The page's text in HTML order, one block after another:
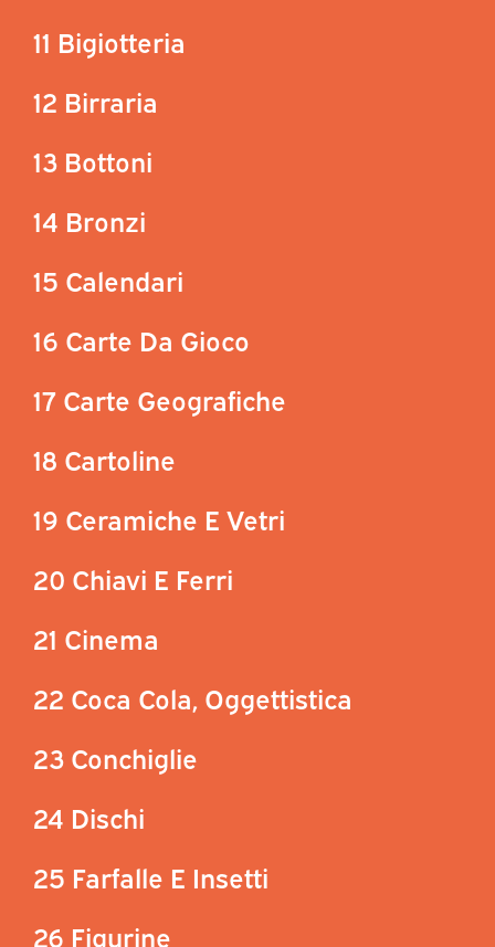
11 Bigiotteria
12 Birraria
13 Bottoni
14 Bronzi
15 Calendari
16 Carte Da Gioco
17 Carte Geografiche
18 Cartoline
19 Ceramiche E Vetri
20 Chiavi E Ferri
21 Cinema
22 Coca Cola, Oggettistica
23 Conchiglie
24 Dischi
25 Farfalle E Insetti
26 Figurine